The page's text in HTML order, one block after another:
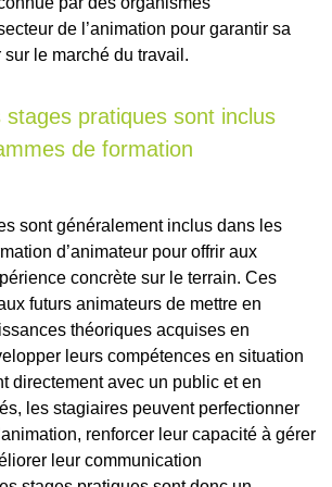
de l’animation pour garantir sa
le marché du travail.
stages pratiques sont inclus
de formation
sont généralement inclus dans les
d’animateur pour offrir aux
concrète sur le terrain. Ces
futurs animateurs de mettre en
théoriques acquises en
leurs compétences en situation
directement avec un public et en
les stagiaires peuvent perfectionner
renforcer leur capacité à gérer
leur communication